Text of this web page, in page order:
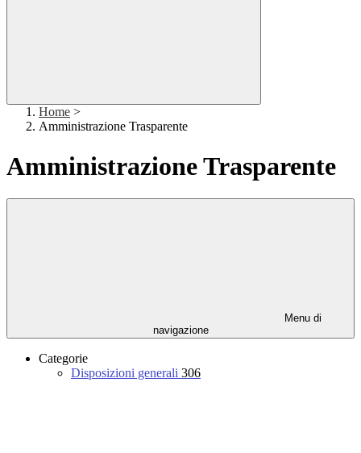
Home >
Amministrazione Trasparente
Amministrazione Trasparente
Menu di
navigazione
Categorie
Disposizioni generali 306